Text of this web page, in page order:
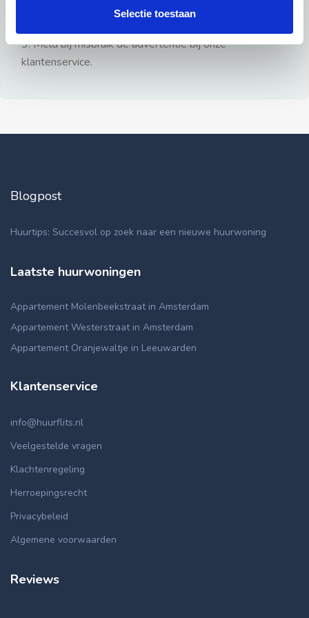
Selectie toestaan
3: Meld bij misbruik de advertentie bij onze
klantenservice.
Blogpost
Huurtips: Succesvol op zoek naar een nieuwe huurwoning
Laatste huurwoningen
Appartement Molenbeekstraat in Amsterdam
Appartement Westerstraat in Amsterdam
Appartement Oranjewaltje in Leeuwarden
Klantenservice
info@huurflits.nl
Veelgestelde vragen
Klachtenregeling
Herroepingsrecht
Privacybeleid
Algemene voorwaarden
Reviews